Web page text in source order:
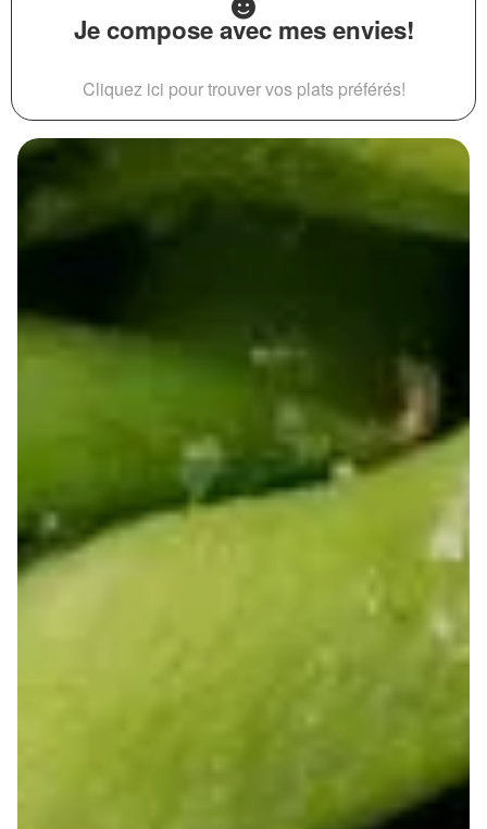
Je compose avec mes envies!
Cliquez ici pour trouver vos plats préférés!